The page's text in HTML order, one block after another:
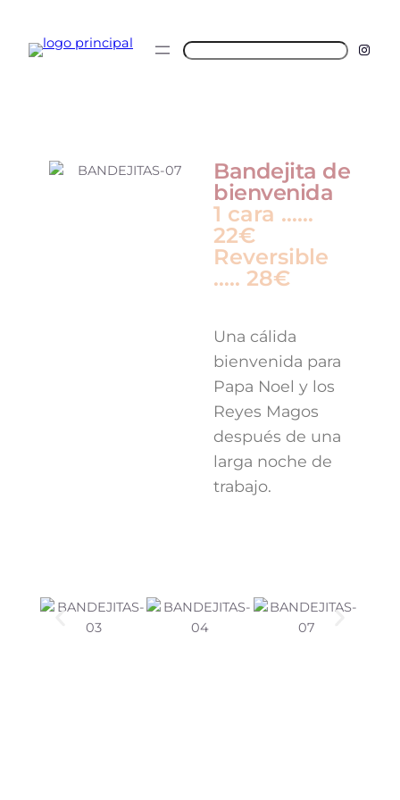
Bandejita de
bienvenida
1 cara ……
22€
Reversible
….. 28€
Una cálida
bienvenida para
Papa Noel y los
Reyes Magos
después de una
larga noche de
trabajo.